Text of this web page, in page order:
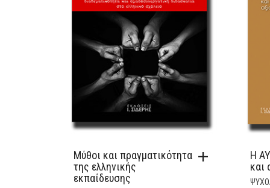
Μύθοι και πραγματικότητα
της ελληνικής
εκπαίδευσης
Η
και